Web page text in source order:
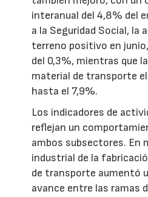
interanual del 4,8% del
a la Seguridad Social, la
terreno positivo en
del 0,3%, mientras que
material de transporte
hasta el 7,9%.
Los indicadores de
reflejan un
ambos subsectores. En
industrial de la
de transporte aumentó
avance entre las ramas